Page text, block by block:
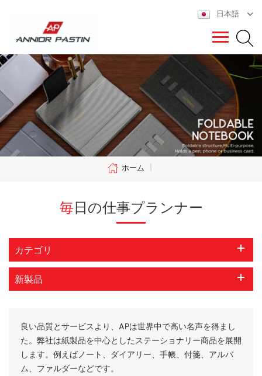
日本語
ホーム |
毎日の仕事プランナー
カテゴリ
新製品
良い品質とサービスより、APは世界中で高い名声を得まし
た。弊社は紙製品を中心としたステーショナリー商品を展開
します。例えばノート、ダイアリー、手帳、付箋、アルバ
ム、ファルダーなどです。